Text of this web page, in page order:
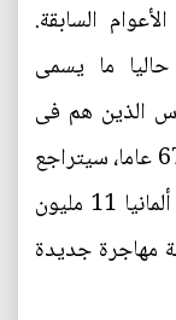
السابقة.
حاليا ما يسمى
الذين هم فى
أعمار سن العمل الرسمي، أى حتى سن الـ67 عاما، سيتراجع
بصورة كبيرة حتى عام 2050, وستفقد ألمانيا 11 مليون
مهاجرة جديدة